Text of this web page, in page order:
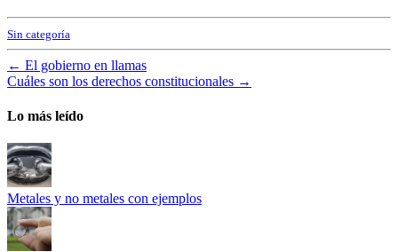
Sin categoría
← El gobierno en llamas
Cuáles son los derechos constitucionales →
Lo más leído
Metales y no metales con ejemplos